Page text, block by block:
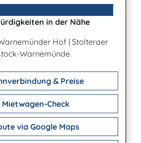
in der Nähe
Hof | Stolteraer
Warnemünde
& Preise
Mietwagen-Check
via Google Maps